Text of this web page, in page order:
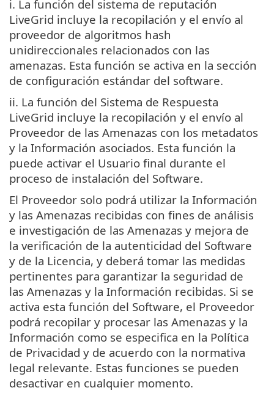
i. La función del sistema de reputación
LiveGrid incluye la recopilación y el envío al
proveedor de algoritmos hash
unidireccionales relacionados con las
amenazas. Esta función se activa en la sección
de configuración estándar del software.
ii. La función del Sistema de Respuesta
LiveGrid incluye la recopilación y el envío al
Proveedor de las Amenazas con los metadatos
y la Información asociados. Esta función la
puede activar el Usuario final durante el
proceso de instalación del Software.
El Proveedor solo podrá utilizar la Información
y las Amenazas recibidas con fines de análisis
e investigación de las Amenazas y mejora de
la verificación de la autenticidad del Software
y de la Licencia, y deberá tomar las medidas
pertinentes para garantizar la seguridad de
las Amenazas y la Información recibidas. Si se
activa esta función del Software, el Proveedor
podrá recopilar y procesar las Amenazas y la
Información como se especifica en la Política
de Privacidad y de acuerdo con la normativa
legal relevante. Estas funciones se pueden
desactivar en cualquier momento.